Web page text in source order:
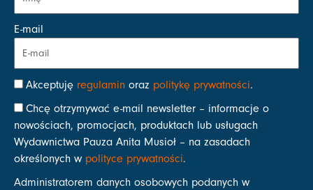
E-mail
Akceptuję regulamin oraz politykę prywatności.
Chcę otrzymywać e-mail newsletter – informacje o
nowościach, promocjach, produktach lub usługach
Wydawnictwa Pauza Anita Musioł – na zasadach
określonych w polityce prywatności.
Administratorem danych osobowych podanych w